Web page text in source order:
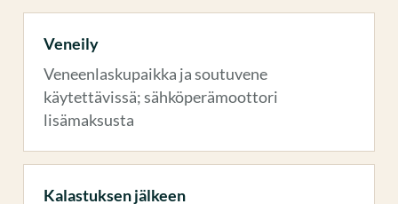
Veneily
Veneenlaskupaikka ja soutuvene
käytettävissä; sähköperämoottori
lisämaksusta
Kalastuksen jälkeen